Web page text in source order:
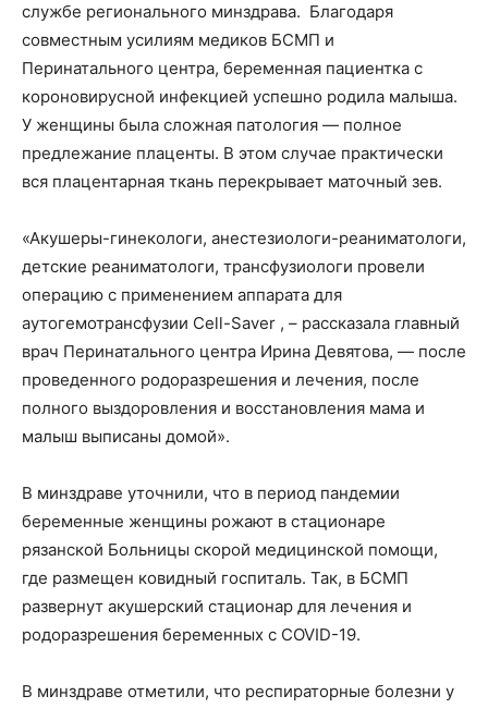
службе регионального минздрава. Благодаря
совместным усилиям медиков БСМП и
Перинатального центра, беременная пациентка с
короновирусной инфекцией успешно родила малыша.
У женщины была сложная патология — полное
предлежание плаценты. В этом случае практически
вся плацентарная ткань перекрывает маточный зев.
«Акушеры-гинекологи, анестезиологи-реаниматологи,
детские реаниматологи, трансфузиологи провели
операцию с применением аппарата для
аутогемотрансфузии Cell-Saver , – рассказала главный
врач Перинатального центра Ирина Девятова, — после
проведенного родоразрешения и лечения, после
полного выздоровления и восстановления мама и
малыш выписаны домой».
В минздраве уточнили, что в период пандемии
беременные женщины рожают в стационаре
рязанской Больницы скорой медицинской помощи,
где размещен ковидный госпиталь. Так, в БСМП
развернут акушерский стационар для лечения и
родоразрешения беременных с COVID-19.
В минздраве отметили, что респираторные болезни у